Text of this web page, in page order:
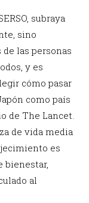
subraya
sino
las personas
y es
cómo pasar
como país
de The Lancet.
de vida media
es
bienestar,
al